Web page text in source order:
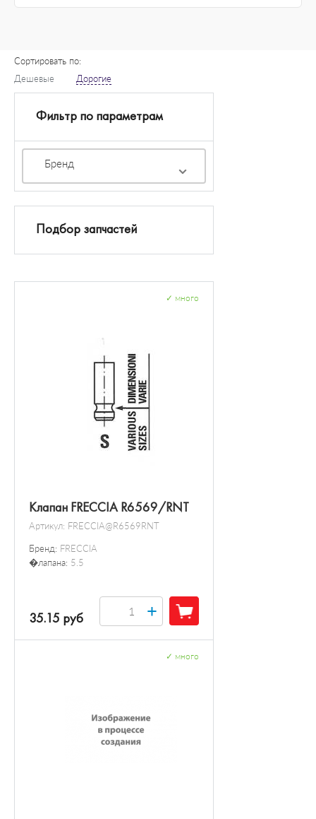
Сортировать по:
Дешевые
Дорогие
Клапан FRECCIA R6569/RNT
Артикул: FRECCIA@R6569RNT
Бренд: FRECCIA
�лапана: 5.5
много
35.15 руб +
много
Фильтр по параметрам
Бренд
Подбор запчастей